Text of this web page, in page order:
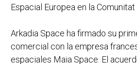
Espacial Europea en la Comunitat
Arkadia Space ha firmado su
comercial con la empresa
espaciales Maia Space. El